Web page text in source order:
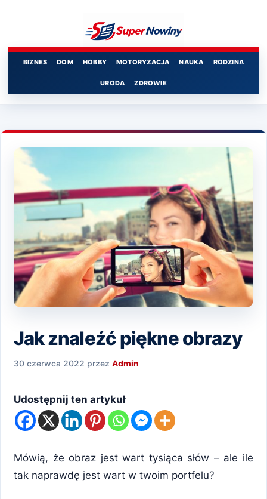
BIZNES DOM HOBBY MOTORYZACJA NAUKA RODZINA
URODA ZDROWIE
Jak znaleźć piękne obrazy
30 czerwca 2022 przez Admin
Udostępnij ten artykuł
Mówią, że obraz jest wart tysiąca słów – ale ile
tak naprawdę jest wart w twoim portfelu?